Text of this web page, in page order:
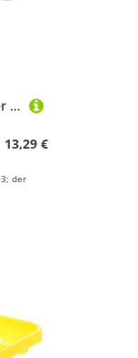
PENIKOKO Billardkugel Halter Kunststoff Tray für Kugeln Robustes Pool Table Zubehör Stabiler Snooker Ball Aufbewahrungstray für Standardgröße Billardkugeln
13,29 €
der